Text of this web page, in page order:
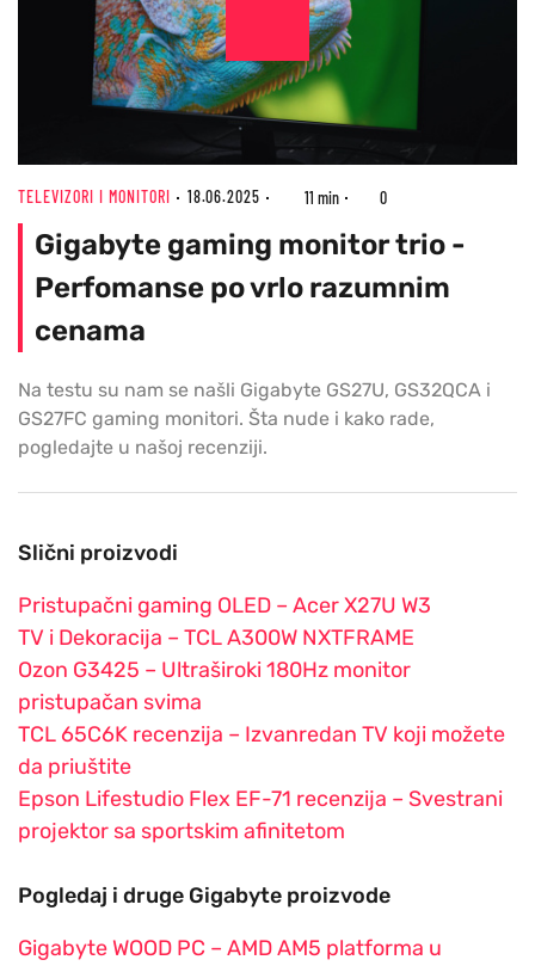
TELEVIZORI I MONITORI 18.06.2025 11 min 0
Gigabyte gaming monitor trio -
Perfomanse po vrlo razumnim
cenama
Na testu su nam se našli Gigabyte GS27U, GS32QCA i
GS27FC gaming monitori. Šta nude i kako rade,
pogledajte u našoj recenziji.
Slični proizvodi
Pristupačni gaming OLED – Acer X27U W3
TV i Dekoracija – TCL A300W NXTFRAME
Ozon G3425 – Ultraširoki 180Hz monitor
pristupačan svima
TCL 65C6K recenzija – Izvanredan TV koji možete
da priuštite
Epson Lifestudio Flex EF-71 recenzija – Svestrani
projektor sa sportskim afinitetom
Pogledaj i druge Gigabyte proizvode
Gigabyte WOOD PC – AMD AM5 platforma u